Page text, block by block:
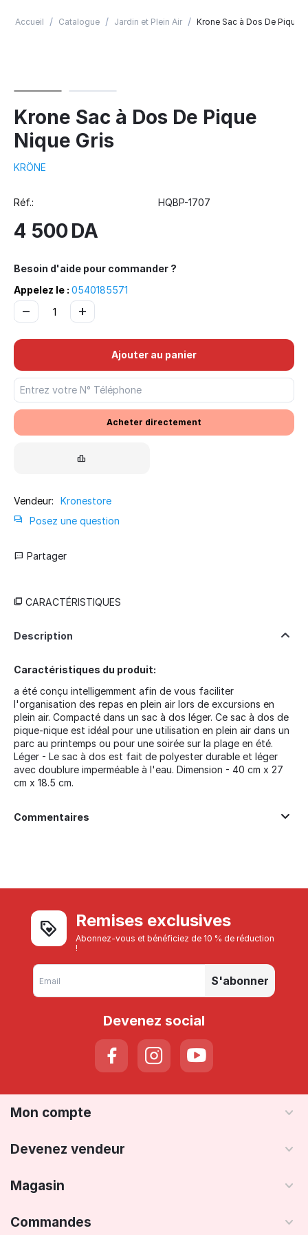
Accueil / Catalogue / Jardin et Plein Air / Krone Sac à Dos De Pique
Krone Sac à Dos De Pique
Nique Gris
KRÖNE
Réf.: HQBP-1707
4 500DA
Besoin d'aide pour commander ?
Appelez le : 0540185571
+
−
Ajouter au panier
Acheter directement
Vendeur:
Kronestore
Posez une question
Partager
CARACTÉRISTIQUES
Description
Caractéristiques du produit:
a été conçu intelligemment afin de vous faciliter
l'organisation des repas en plein air lors de excursions en
plein air. Compacté dans un sac à dos léger. Ce sac à dos de
pique-nique est idéal pour une utilisation en plein air dans un
parc au printemps ou pour une soirée sur la plage en été.
Léger - Le sac à dos est fait de polyester durable et léger
avec doublure imperméable à l'eau. Dimension - 40 cm x 27
cm x 18.5 cm.
Commentaires
Remises exclusives
Abonnez-vous et bénéficiez de 10 % de réduction
!
S'abonner
Devenez social
Mon compte
Devenez vendeur
Magasin
Commandes